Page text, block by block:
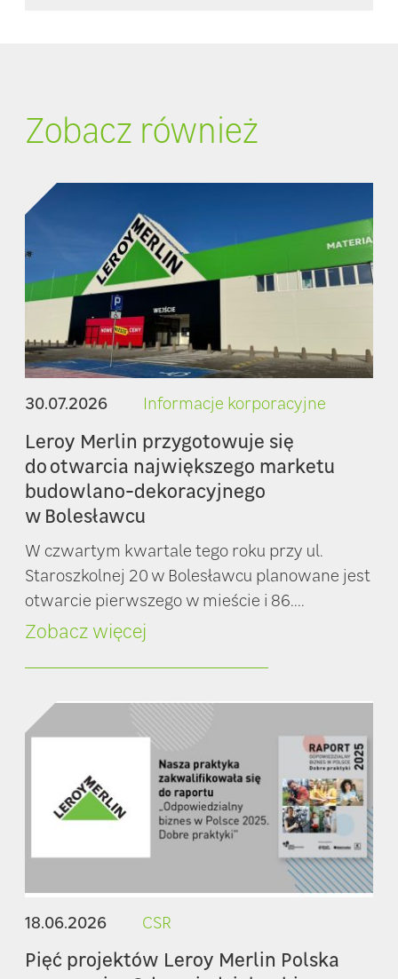
Zobacz również
30.07.2026 Informacje korporacyjne
Leroy Merlin przygotowuje się
do otwarcia największego marketu
budowlano-dekoracyjnego
w Bolesławcu
W czwartym kwartale tego roku przy ul.
Staroszkolnej 20 w Bolesławcu planowane jest
otwarcie pierwszego w mieście i 86....
Zobacz więcej
18.06.2026 CSR
Pięć projektów Leroy Merlin Polska